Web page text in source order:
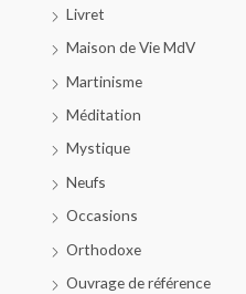
Livret
Maison de Vie MdV
Martinisme
Méditation
Mystique
Neufs
Occasions
Orthodoxe
Ouvrage de référence